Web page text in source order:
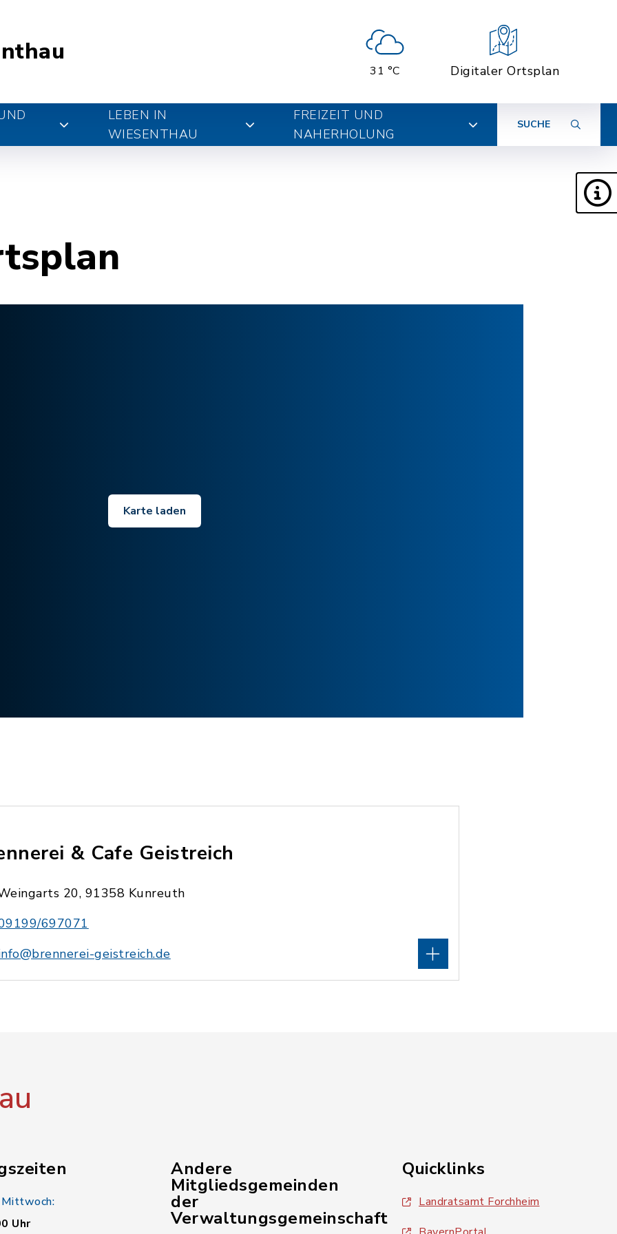
31 °C Digitaler Ortsplan
LEBEN IN
WIESENTHAU
FREIZEIT UND
NAHERHOLUNG
SUCHE
Karte laden
& Cafe Geistreich
20, 91358 Kunreuth
697071
geistreich.de
Uhr
Andere
Mitgliedsgemeinden
der
Verwaltungsgemeinschaft
Quicklinks
Landratsamt Forchheim